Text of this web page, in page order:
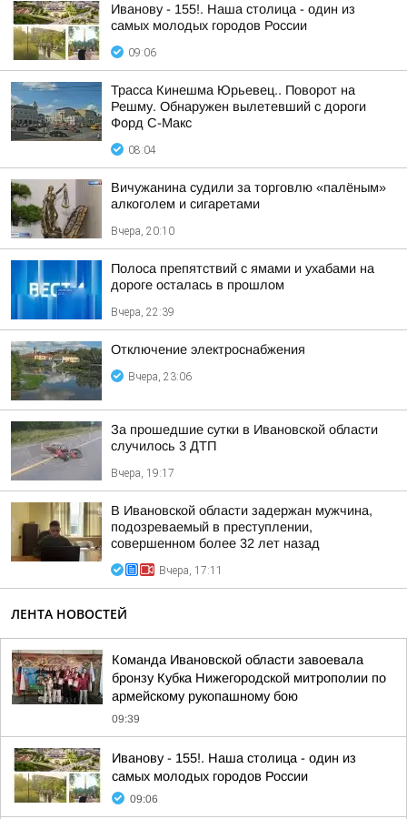
Иванову - 155!. Наша столица - один из
самых молодых городов России
09:06
Трасса Кинешма Юрьевец.. Поворот на
Решму. Обнаружен вылетевший с дороги
Форд С-Макс
08:04
Вичужанина судили за торговлю «палёным»
алкоголем и сигаретами
Вчера, 20:10
Полоса препятствий с ямами и ухабами на
дороге осталась в прошлом
Вчера, 22:39
Отключение электроснабжения
Вчера, 23:06
За прошедшие сутки в Ивановской области
случилось 3 ДТП
Вчера, 19:17
В Ивановской области задержан мужчина,
подозреваемый в преступлении,
совершенном более 32 лет назад
Вчера, 17:11
ЛЕНТА НОВОСТЕЙ
Команда Ивановской области завоевала
бронзу Кубка Нижегородской митрополии по
армейскому рукопашному бою
09:39
Иванову - 155!. Наша столица - один из
самых молодых городов России
09:06